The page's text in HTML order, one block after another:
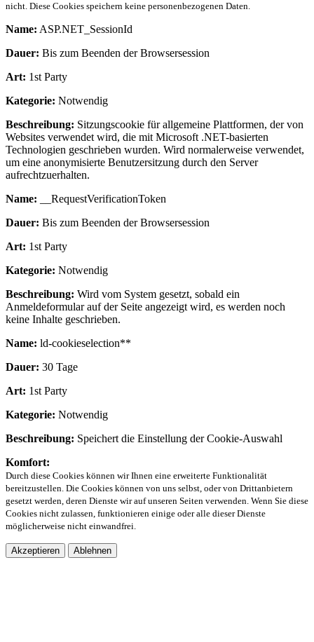
nicht. Diese Cookies speichern keine personenbezogenen Daten.
Name: ASP.NET_SessionId
Dauer: Bis zum Beenden der Browsersession
Art: 1st Party
Kategorie: Notwendig
Beschreibung: Sitzungscookie für allgemeine Plattformen, der von
Websites verwendet wird, die mit Microsoft .NET-basierten
Technologien geschrieben wurden. Wird normalerweise verwendet,
um eine anonymisierte Benutzersitzung durch den Server
aufrechtzuerhalten.
Name: __RequestVerificationToken
Dauer: Bis zum Beenden der Browsersession
Art: 1st Party
Kategorie: Notwendig
Beschreibung: Wird vom System gesetzt, sobald ein
Anmeldeformular auf der Seite angezeigt wird, es werden noch
keine Inhalte geschrieben.
Name: ld-cookieselection**
Dauer: 30 Tage
Art: 1st Party
Kategorie: Notwendig
Beschreibung: Speichert die Einstellung der Cookie-Auswahl
Komfort:
Durch diese Cookies können wir Ihnen eine erweiterte Funktionalität
bereitzustellen. Die Cookies können von uns selbst, oder von Drittanbietern
gesetzt werden, deren Dienste wir auf unseren Seiten verwenden. Wenn Sie diese
Cookies nicht zulassen, funktionieren einige oder alle dieser Dienste
möglicherweise nicht einwandfrei.
Akzeptieren Ablehnen